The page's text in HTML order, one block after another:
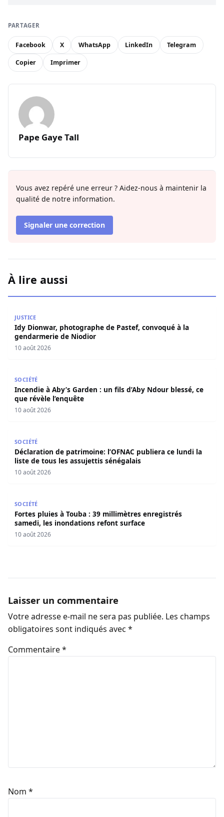
PARTAGER
Facebook X WhatsApp LinkedIn Telegram
Copier Imprimer
Pape Gaye Tall
Vous avez repéré une erreur ? Aidez-nous à maintenir la
qualité de notre information.
Signaler une correction
À lire aussi
JUSTICE
Idy Dionwar, photographe de Pastef, convoqué à la
gendarmerie de Niodior
10 août 2026
SOCIÉTÉ
Incendie à Aby’s Garden : un fils d’Aby Ndour blessé, ce
que révèle l’enquête
10 août 2026
SOCIÉTÉ
Déclaration de patrimoine: l’OFNAC publiera ce lundi la
liste de tous les assujettis sénégalais
10 août 2026
SOCIÉTÉ
Fortes pluies à Touba : 39 millimètres enregistrés
samedi, les inondations refont surface
10 août 2026
Laisser un commentaire
Votre adresse e-mail ne sera pas publiée. Les champs
obligatoires sont indiqués avec *
Commentaire*
Nom *